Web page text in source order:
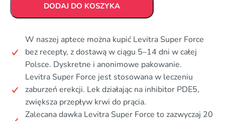
DODAJ DO KOSZYKA
W naszej aptece można kupić Levitra Super Force
bez recepty, z dostawą w ciągu 5–14 dni w całej
Polsce. Dyskretne i anonimowe pakowanie.
Levitra Super Force jest stosowana w leczeniu
zaburzeń erekcji. Lek działając na inhibitor PDE5,
zwiększa przepływ krwi do prącia.
Zalecana dawka Levitra Super Force to zazwyczaj 20